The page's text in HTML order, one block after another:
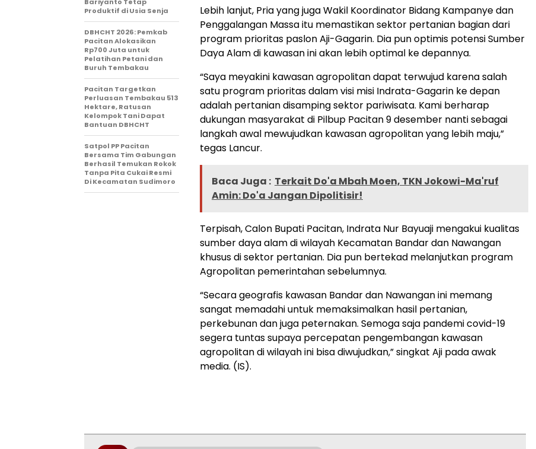
Lebih lanjut, Pria yang juga Wakil Koordinator Bidang Kampanye dan
Penggalangan Massa itu memastikan sektor pertanian bagian dari
program prioritas paslon Aji-Gagarin. Dia pun optimis potensi Sumber
Daya Alam di kawasan ini akan lebih optimal ke depannya.
“Saya meyakini kawasan agropolitan dapat terwujud karena salah
satu program prioritas dalam visi misi Indrata-Gagarin ke depan
adalah pertanian disamping sektor pariwisata. Kami berharap
dukungan masyarakat di Pilbup Pacitan 9 desember nanti sebagai
langkah awal mewujudkan kawasan agropolitan yang lebih maju,”
tegas Lancur.
Baca Juga : Terkait Do'a Mbah Moen, TKN Jokowi-Ma'ruf
Amin: Do'a Jangan Dipolitisir!
Terpisah, Calon Bupati Pacitan, Indrata Nur Bayuaji mengakui kualitas
sumber daya alam di wilayah Kecamatan Bandar dan Nawangan
khusus di sektor pertanian. Dia pun bertekad melanjutkan program
Agropolitan pemerintahan sebelumnya.
“Secara geografis kawasan Bandar dan Nawangan ini memang
sangat memadahi untuk memaksimalkan hasil pertanian,
perkebunan dan juga peternakan. Semoga saja pandemi covid-19
segera tuntas supaya percepatan pengembangan kawasan
agropolitan di wilayah ini bisa diwujudkan,” singkat Aji pada awak
media. (IS).
Produktif di Usia Senja
DBHCHT 2026: Pemkab
Pacitan Alokasikan
Rp700 Juta untuk
Pelatihan Petani dan
Buruh Tembakau
Pacitan Targetkan
Perluasan Tembakau 513
Hektare, Ratusan
Kelompok Tani Dapat
Bantuan DBHCHT
Satpol PP Pacitan
Bersama Tim Gabungan
Berhasil Temukan Rokok
Tanpa Pita Cukai Resmi
Di Kecamatan Sudimoro